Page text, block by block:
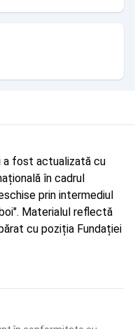
fost actualizată cu
în cadrul
prin intermediul
Materialul reflectă
cu poziția Fundației